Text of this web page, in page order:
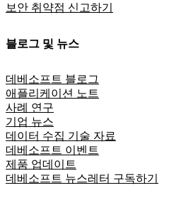
보안 취약점 신고하기
블로그 및 뉴스
데베소프트 블로그
애플리케이션 노트
사례 연구
기업 뉴스
데이터 수집 기술 자료
데베소프트 이벤트
제품 업데이트
데베소프트 뉴스레터 구독하기